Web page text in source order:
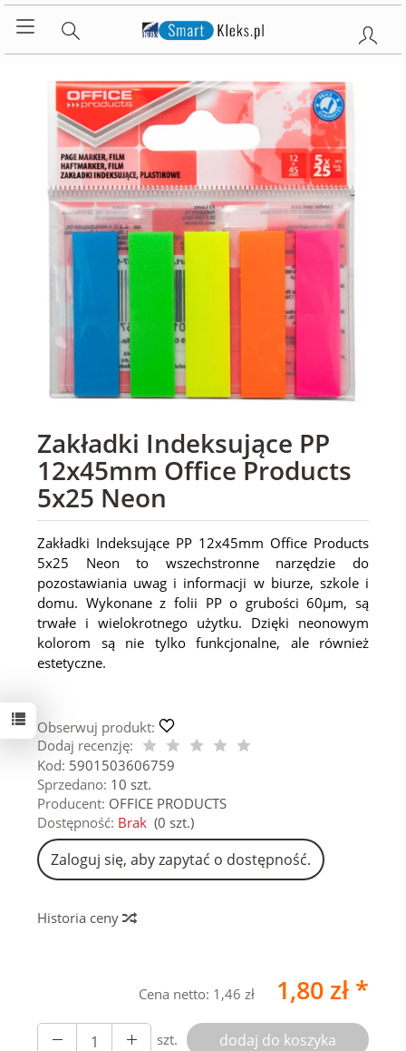
Zakładki Indeksujące PP
12x45mm Office Products
5x25 Neon
Zakładki Indeksujące PP 12x45mm Office Products
5x25 Neon to wszechstronne narzędzie do
pozostawiania uwag i informacji w biurze, szkole i
domu. Wykonane z folii PP o grubości 60μm, są
trwałe i wielokrotnego użytku. Dzięki neonowym
kolorom są nie tylko funkcjonalne, ale również
estetyczne.
Obserwuj produkt:
Dodaj recenzję:
Kod: 5901503606759
Sprzedano: 10 szt.
Producent: OFFICE PRODUCTS
Dostępność: Brak (0 szt.)
Zaloguj się, aby zapytać o dostępność.
Historia ceny
Cena netto: 1,46 zł 1,80 zł *
szt. dodaj do koszyka